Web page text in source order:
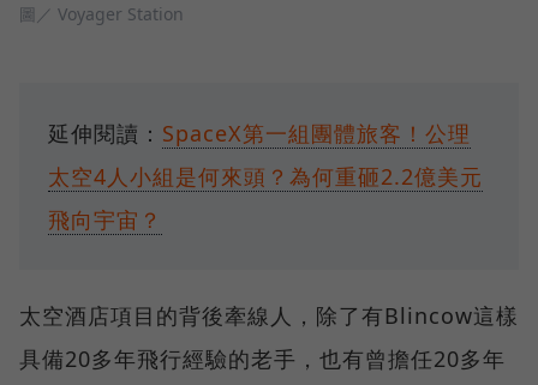
圖／ Voyager Station
延伸閱讀： SpaceX第一組團體旅客！公理
太空4人小組是何來頭？為何重砸2.2億美元
飛向宇宙？
太空酒店項目的背後牽線人，除了有Blincow這樣
具備20多年飛行經驗的老手，也有曾擔任20多年